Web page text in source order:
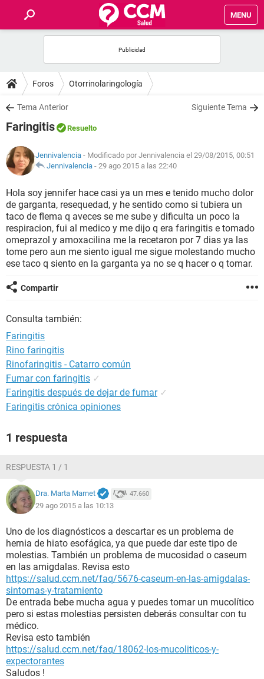
MENU
FOROS
SALUD
FAMILIA
NUTRICIÓN
BIENESTAR
SEXUALIDAD
GLOSARIO
Foros Otorrinolaringología
Tema Anterior Siguiente Tema
Faringitis Resuelto
Jennivalencia - Modificado por Jennivalencia el 29/08/2015, 00:51
Jennivalencia - 29 ago 2015 a las 22:40
Hola soy jennifer hace casi ya un mes e tenido mucho dolor
de garganta, resequedad, y he sentido como si tubiera un
taco de flema q aveces se me sube y dificulta un poco la
respiracion, fui al medico y me dijo q era faringitis e tomado
omeprazol y amoxacilina me la recetaron por 7 dias ya las
tome pero aun me siento igual me sigue molestando mucho
ese taco q siento en la garganta ya no se q hacer o q tomar.
Compartir
Consulta también:
Faringitis
Rino faringitis
Rinofaringitis - Catarro común
Fumar con faringitis ✓
Faringitis después de dejar de fumar ✓
Faringitis crónica opiniones
1 respuesta
RESPUESTA 1 / 1
Dra. Marta Marnet 47.660
29 ago 2015 a las 10:13
Uno de los diagnósticos a descartar es un problema de
hernia de hiato esofágica, ya que puede dar este tipo de
molestias. También un problema de mucosidad o caseum
en las amigdalas. Revisa esto
https://salud.ccm.net/faq/5676-caseum-en-las-amigdalas-
sintomas-y-tratamiento
De entrada bebe mucha agua y puedes tomar un mucolítico
pero si estas molestias persisten deberás consultar con tu
médico.
Revisa esto también
https://salud.ccm.net/faq/18062-los-mucoliticos-y-
expectorantes
Saludos !